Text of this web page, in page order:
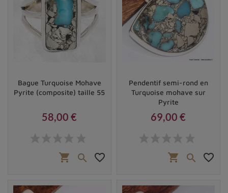
Bague Turquoise Mohave
Pyrite (composite) taille 55
58,00 €
shopping_cart  favorite_border
Pendentif semi-rond en
Turquoise mohave sur
Pyrite
69,00 €
shopping_cart  favorite_border